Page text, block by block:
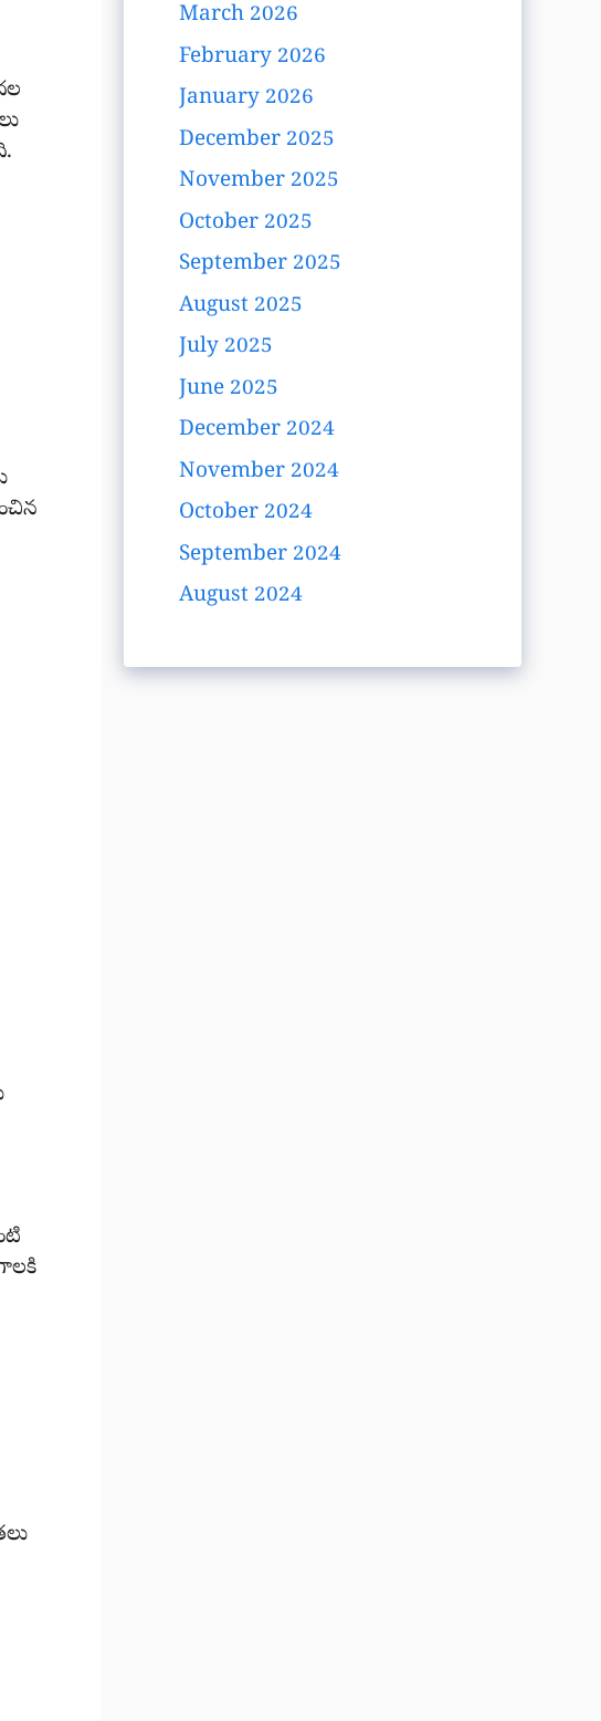
March 2026
February 2026
January 2026
December 2025
November 2025
October 2025
September 2025
August 2025
July 2025
June 2025
December 2024
November 2024
October 2024
September 2024
August 2024